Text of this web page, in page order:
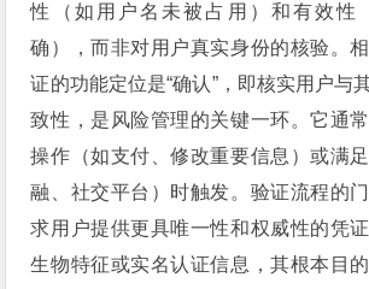
性（如用户名未被占用）和有效性
确），而非对用户真实身份的核验。
证的功能定位是“确认”，即核实用户与
致性，是风险管理的关键一环。它通
操作（如支付、修改重要信息）或满
融、社交平台）时触发。验证流程的
求用户提供更具唯一性和权威性的凭证
生物特征或实名认证信息，其根本目